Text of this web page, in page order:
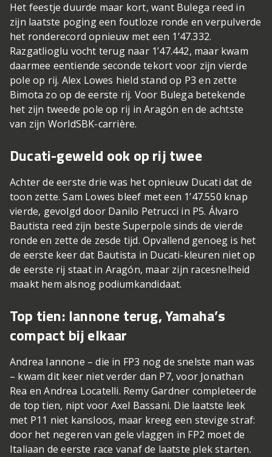
Het feestje duurde maar kort, want Bulega reed in
zijn laatste poging een foutloze ronde en verpulverde
het ronderecord opnieuw met een 1’47.332.
Razgatlioglu vocht terug naar 1’47.442, maar kwam
daarmee eentiende seconde tekort voor zijn vierde
pole op rij. Alex Lowes hield stand op P3 en zette
Bimota zo op de eerste rij. Voor Bulega betekende
het zijn tweede pole op rij in Aragón en de achtste
van zijn WorldSBK-carrière.
Ducati-geweld ook op rij twee
Achter de eerste drie was het opnieuw Ducati dat de
toon zette. Sam Lowes bleef met een 1’47.550 knap
vierde, gevolgd door Danilo Petrucci in P5. Álvaro
Bautista reed zijn beste Superpole sinds de vierde
ronde en zette de zesde tijd. Opvallend genoeg is het
de eerste keer dat Bautista in Ducati-kleuren niet op
de eerste rij staat in Aragón, maar zijn racesnelheid
maakt hem alsnog podiumkandidaat.
Top tien: Iannone terug, Yamaha’s
compact bij elkaar
Andrea Iannone – die in FP3 nog de snelste man was
– kwam dit keer niet verder dan P7, voor Jonathan
Rea en Andrea Locatelli. Remy Gardner completeerde
de top tien, nipt voor Axel Bassani. Die laatste leek
met P11 niet kansloos, maar kreeg een stevige straf:
door het negeren van gele vlaggen in FP2 moet de
Italiaan de eerste race vanaf de laatste plek starten.